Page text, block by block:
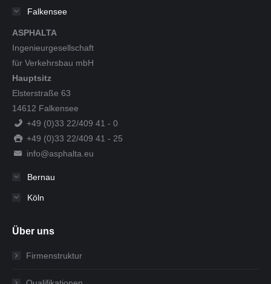
Falkensee
ASPHALTA
Ingenieurgesellschaft
für Verkehrsbau mbH
Hauptsitz
Elsterstraße 63
14612 Falkensee
+49 (0)33 22/409 41 - 0
+49 (0)33 22/409 41 - 25
info@asphalta.eu
Bernau
Köln
Über uns
Firmenstruktur